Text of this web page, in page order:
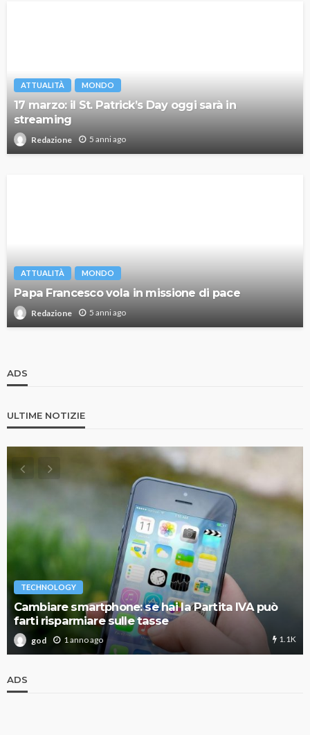
ATTUALITÀ MONDO
17 marzo: il St. Patrick’s Day oggi sarà in
streaming
Redazione 5 anni ago
ATTUALITÀ MONDO
Papa Francesco vola in missione di pace
Redazione 5 anni ago
ADS
ULTIME NOTIZIE
TECHNOLOGY
Cambiare smartphone: se hai la Partita IVA può
farti risparmiare sulle tasse
god 1 anno ago 1.1K
ADS